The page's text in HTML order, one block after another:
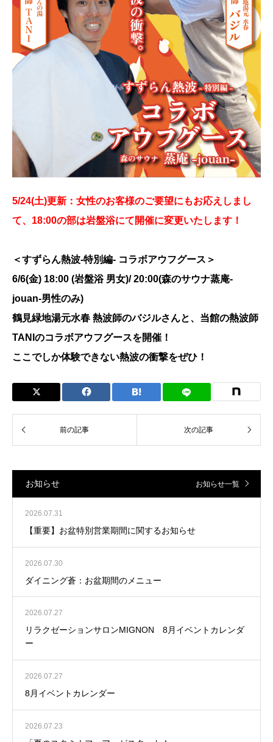
5/24(土)更新：女性のお客様のご要望にもお応えしまし
て、18:00の部は岩盤浴にて開催に変更いたします！
＜すずらん熱波-特別編- コラボアウフグース＞
6/6(金) 18:00 (岩盤浴 男女)/ 20:00(森のサウナ蒸庵-
jouan-男性のみ)
鶴見緑地湯元水春 熱波師のバジルさんと、当館の熱波師
TANIのコラボアウフグースを開催！
ここでしか体験できない熱波の衝撃をぜひ！
お知らせ お知らせ一覧
2026.07.31
【重要】お盆特別営業期間に関するお知らせ
2026.07.30
ダイニング蒼：お盆期間のメニュー
2026.07.27
リラクゼーションサロンMIGNON 8月イベントカレンダ
ー
2026.07.27
8月イベントカレンダー
2026.07.23